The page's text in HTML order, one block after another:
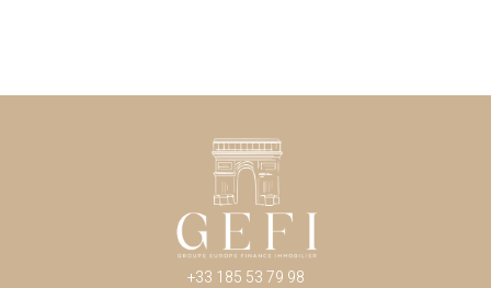
+33 185 53 79 98